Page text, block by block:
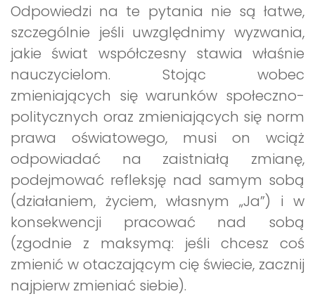
Odpowiedzi na te pytania nie są łatwe,
szczególnie jeśli uwzględnimy wyzwania,
jakie świat współczesny stawia właśnie
nauczycielom. Stojąc wobec
zmieniających się warunków społeczno-
politycznych oraz zmieniających się norm
prawa oświatowego, musi on wciąż
odpowiadać na zaistniałą zmianę,
podejmować refleksję nad samym sobą
(działaniem, życiem, własnym „Ja”) i w
konsekwencji pracować nad sobą
(zgodnie z maksymą: jeśli chcesz coś
zmienić w otaczającym cię świecie, zacznij
najpierw zmieniać siebie).